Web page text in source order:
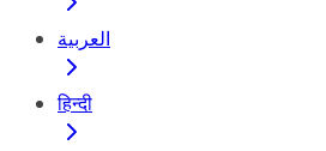
العربية
हिन्दी